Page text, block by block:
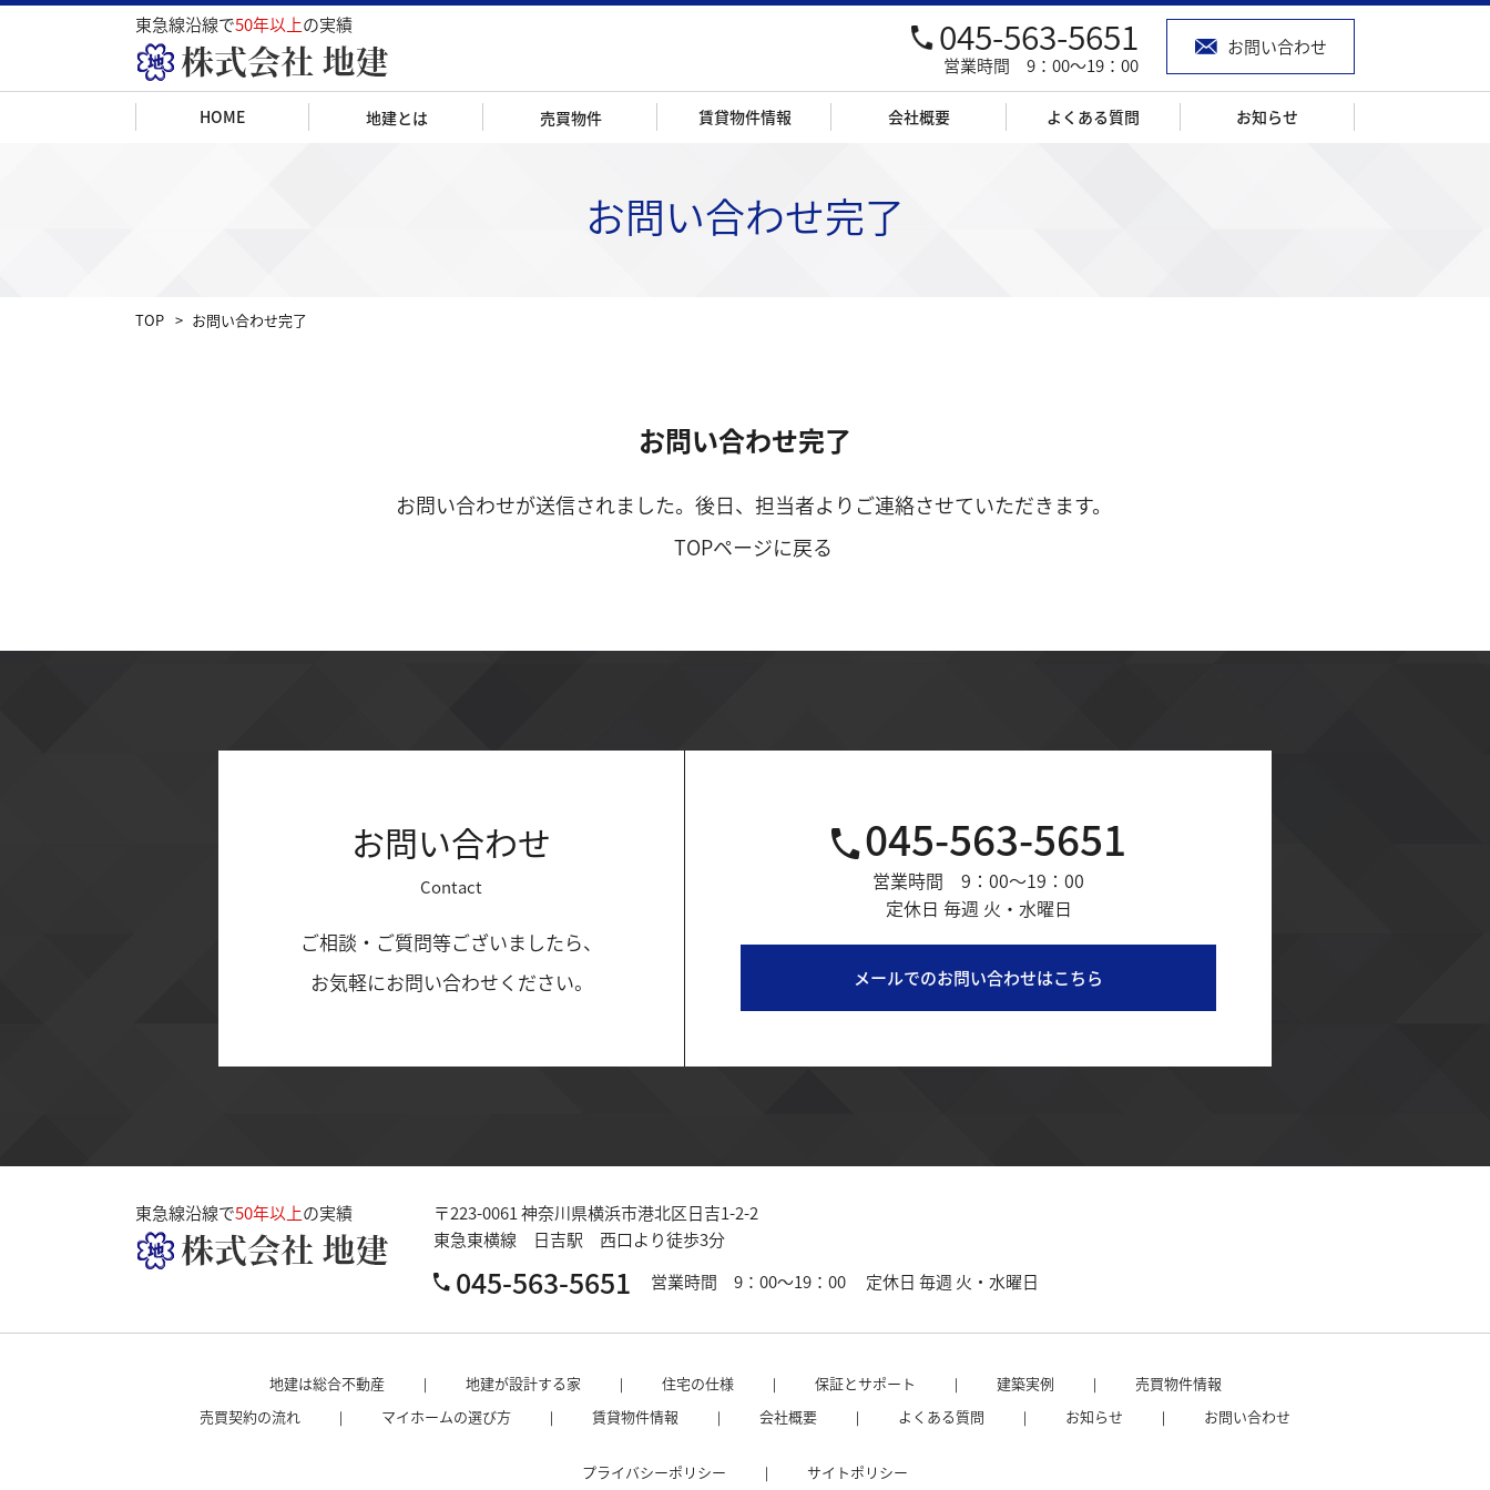
東急線沿線で50年以上の実績 045-563-5651
営業時間 9：00～19：00
お問い合わせ
HOME 地建とは 売買物件 賃貸物件情報 会社概要 よくある質問 お知らせ
お問い合わせ完了
TOP お問い合わせ完了
お問い合わせ完了
お問い合わせが送信されました。後日、担当者よりご連絡させていただきます。
TOPページに戻る
お問い合わせ
Contact
ご相談・ご質問等ございましたら、
お気軽にお問い合わせください。
045-563-5651
営業時間 9：00～19：00
定休日 毎週 火・水曜日
メールでのお問い合わせはこちら
東急線沿線で50年以上の実績 〒223-0061 神奈川県横浜市港北区日吉1-2-2
東急東横線 日吉駅 西口より徒歩3分
045-563-5651 営業時間 9：00～19：00 定休日 毎週 火・水曜日
地建は総合不動産 地建が設計する家 住宅の仕様 保証とサポート 建築実例
売買物件情報
売買契約の流れ
マイホームの選び方 賃貸物件情報 会社概要 よくある質問 お知らせ お問い合わせ
プライバシーポリシー サイトポリシー